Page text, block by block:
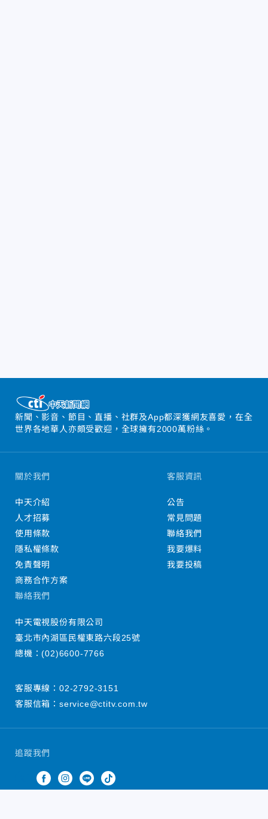
新聞、影音、節目、直播、社群及App都深獲網友喜愛，在全
世界各地華人亦頗受歡迎，全球擁有2000萬粉絲。
追蹤我們
關於我們
中天介紹
人才招募
使用條款
隱私權條款
免責聲明
商務合作方案
客服資訊
公告
常見問題
聯絡我們
我要爆料
我要投稿
聯絡我們
中天電視股份有限公司
臺北市內湖區民權東路六段25號
總機：(02)6600-7766
客服專線： 02-2792-3151
客服信箱： service@ctitv.com.tw